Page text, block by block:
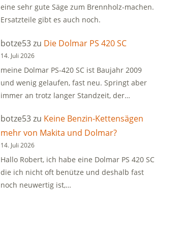
eine sehr gute Säge zum Brennholz-machen.
Ersatzteile gibt es auch noch.
botze53zu Die Dolmar PS 420 SC
14. Juli 2026
meine Dolmar PS-420 SC ist Baujahr 2009
und wenig gelaufen, fast neu. Springt aber
immer an trotz langer Standzeit, der…
botze53zu Keine Benzin-Kettensägen
mehr von Makita und Dolmar?
14. Juli 2026
Hallo Robert, ich habe eine Dolmar PS 420 SC
die ich nicht oft benütze und deshalb fast
noch neuwertig ist,…